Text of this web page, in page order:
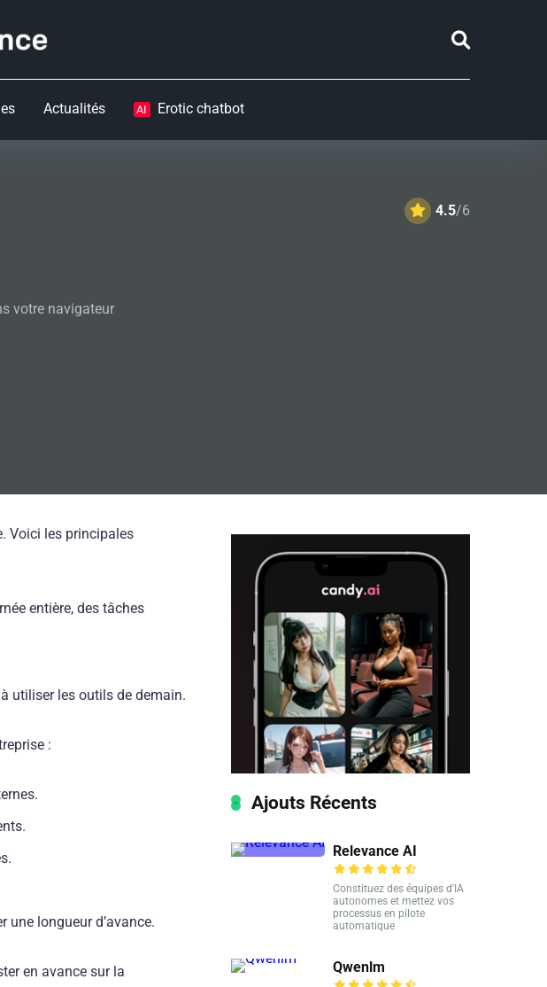
Actualités AI Erotic chatbot
4.5/6
votre navigateur
Voici les principales
entière, des tâches
utiliser les outils de demain.
:
une longueur d’avance.
en avance sur la
Ajouts Récents
Relevance AI
Constituez des équipes d'IA
autonomes et mettez vos
processus en pilote
automatique
Qwenlm